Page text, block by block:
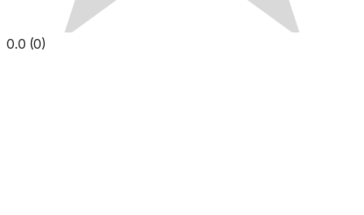
0.0 (0)